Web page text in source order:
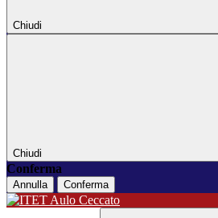
Chiudi
Chiudi
Conferma
Annulla Conferma